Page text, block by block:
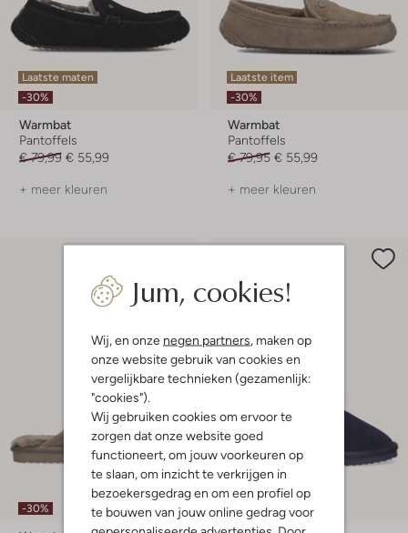
Jum, cookies!
Wij, en onze negen partners, maken op
onze website gebruik van cookies en
vergelijkbare technieken (gezamenlijk:
"cookies").
Wij gebruiken cookies om ervoor te
zorgen dat onze website goed
functioneert, om jouw voorkeuren op
te slaan, om inzicht te verkrijgen in
bezoekersgedrag en om een profiel op
te bouwen van jouw online gedrag voor
Laatste maten
-30%
Warmbat
Pantoffels
€ 79,99 € 55,99
+ meer kleuren
Laatste item
-30%
Warmbat
Pantoffels
€ 79,95 € 55,99
+ meer kleuren
-30%
Laatste maten
-30%